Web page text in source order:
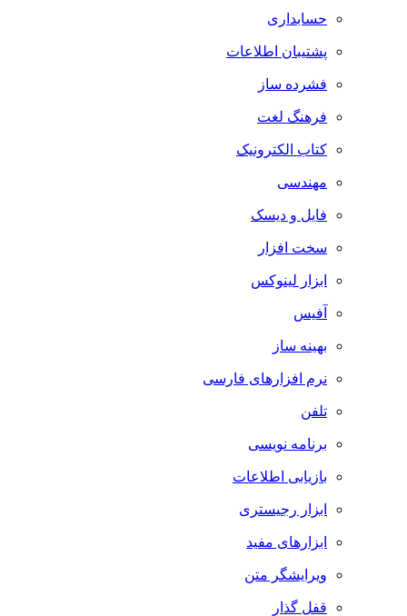
حسابداری
پشتیبان اطلاعات
فشرده ساز
فرهنگ لغت
کتاب الکترونیک
مهندسی
فایل و دیسک
سخت افزار
ابزار لینوکس
آفیس
بهینه ساز
نرم افزارهای فارسی
تلفن
برنامه نویسی
بازیابی اطلاعات
ابزار رجیستری
ابزارهای مفید
ویرایشگر متن
قفل گذار